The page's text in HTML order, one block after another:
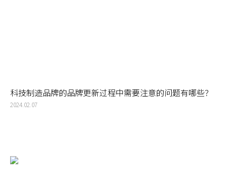
科技制造品牌的品牌更新过程中需要注意的问题有哪些？
2024.02.07